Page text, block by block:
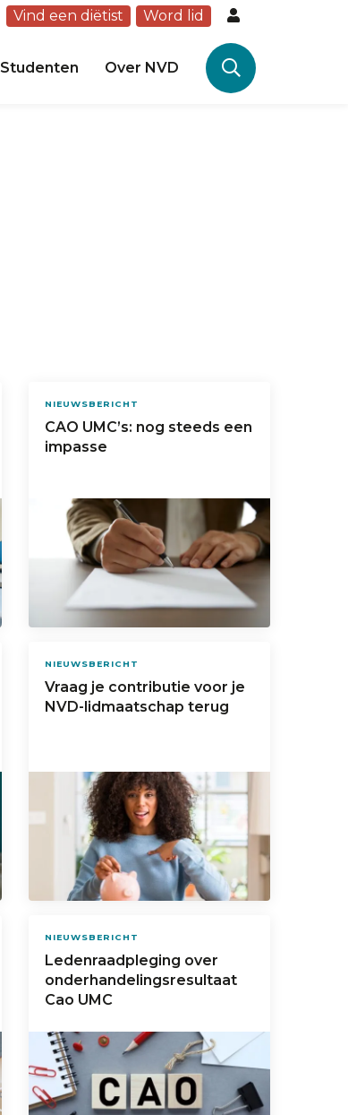
Vind een diëtist Word lid
Studenten Over NVD
NIEUWSBERICHT
CAO UMC’s: nog steeds een
impasse
NIEUWSBERICHT
Vraag je contributie voor je
NVD-lidmaatschap terug
NIEUWSBERICHT
Ledenraadpleging over
onderhandelingsresultaat
Cao UMC